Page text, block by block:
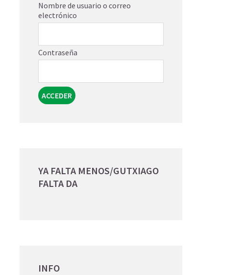
Nombre de usuario o correo
electrónico
Contraseña
YA FALTA MENOS/GUTXIAGO
FALTA DA
INFO